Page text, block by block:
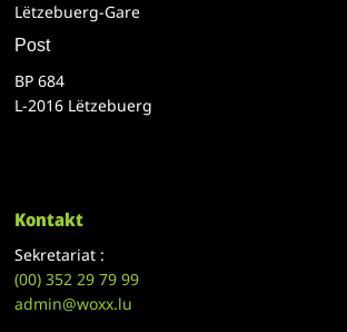
Lëtzebuerg-Gare
Post
BP 684
L-2016 Lëtzebuerg
Kontakt
Sekretariat :
(00)352 29 79 99
admin@woxx.lu